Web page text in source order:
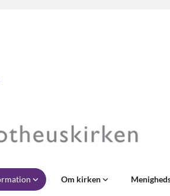
Om kirken